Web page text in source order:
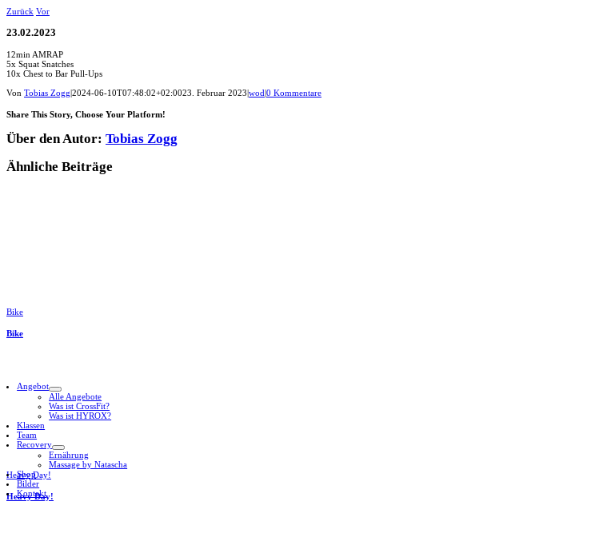
Zum
springen
Angebot
Alle Angebote
Was ist CrossFit?
Was ist HYROX?
Klassen
Team
Recovery
Ernährung
Massage by Natascha
Shop
Bilder
Kontakt
Zurück Vor
23.02.2023
12min AMRAP
5x Squat Snatches
10x Chest to Bar Pull-Ups
Von Tobias Zogg|2024-06-10T07:48:02+02:0023. Februar 2023|wod|0 Kommentare
Share This Story, Choose Your Platform!
Facebook
LinkedIn
WhatsApp
Telegram
Tumblr
Pinterest
Vk
Xing
E-
Mail
Über den Autor: Tobias Zogg
Ähnliche Beiträge
Bike
Bike
Heavy Day!
Heavy Day!